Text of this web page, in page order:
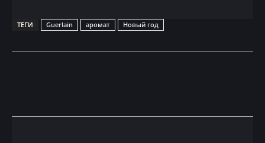
ТЕГИ Guerlain аромат Новый год